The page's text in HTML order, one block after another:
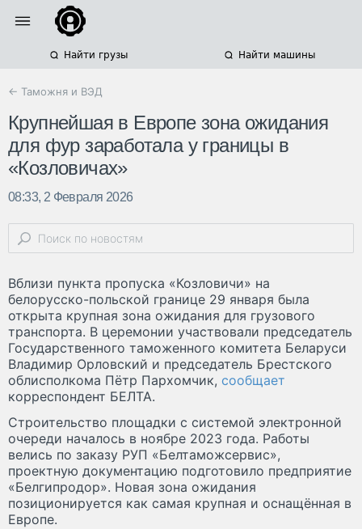
Найти грузы Найти машины
← Таможня и ВЭД
Крупнейшая в Европе зона ожидания
для фур заработала у границы в
«Козловичах»
08:33, 2 Февраля 2026
Вблизи пункта пропуска «Козловичи» на
белорусско-польской границе 29 января была
открыта крупная зона ожидания для грузового
транспорта. В церемонии участвовали председатель
Государственного таможенного комитета Беларуси
Владимир Орловский и председатель Брестского
облисполкома Пётр Пархомчик, сообщает
корреспондент БЕЛТА.
Строительство площадки с системой электронной
очереди началось в ноябре 2023 года. Работы
велись по заказу РУП «Белтаможсервис»,
проектную документацию подготовило предприятие
«Белгипродор». Новая зона ожидания
позиционируется как самая крупная и оснащённая в
Европе.